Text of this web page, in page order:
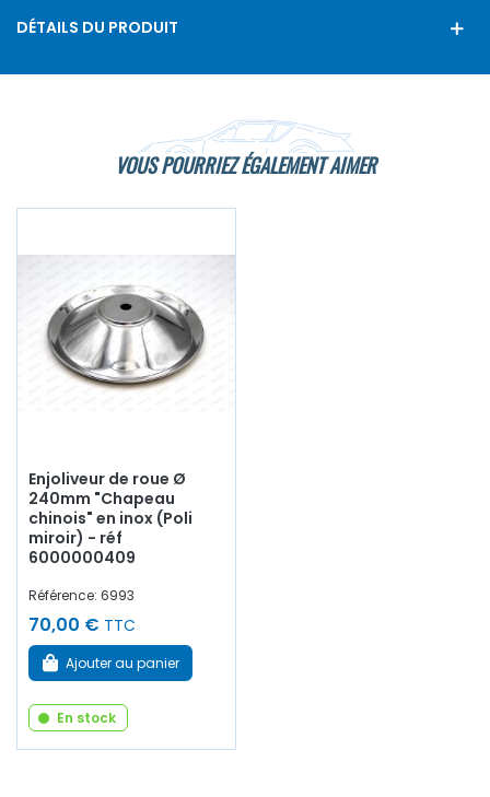
DÉTAILS DU PRODUIT
VOUS POURRIEZ ÉGALEMENT AIMER
Enjoliveur de roue Ø
240mm "Chapeau
chinois" en inox (Poli
miroir) - réf
6000000409
Référence: 6993
70,00 € TTC
Ajouter au panier
En stock